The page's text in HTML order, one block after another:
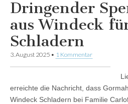
Dringender
aus Windeck
Schladern
3. August 2025 • 1 Kommentar
erreichte die Nachricht, dass
Windeck Schladern bei Familie